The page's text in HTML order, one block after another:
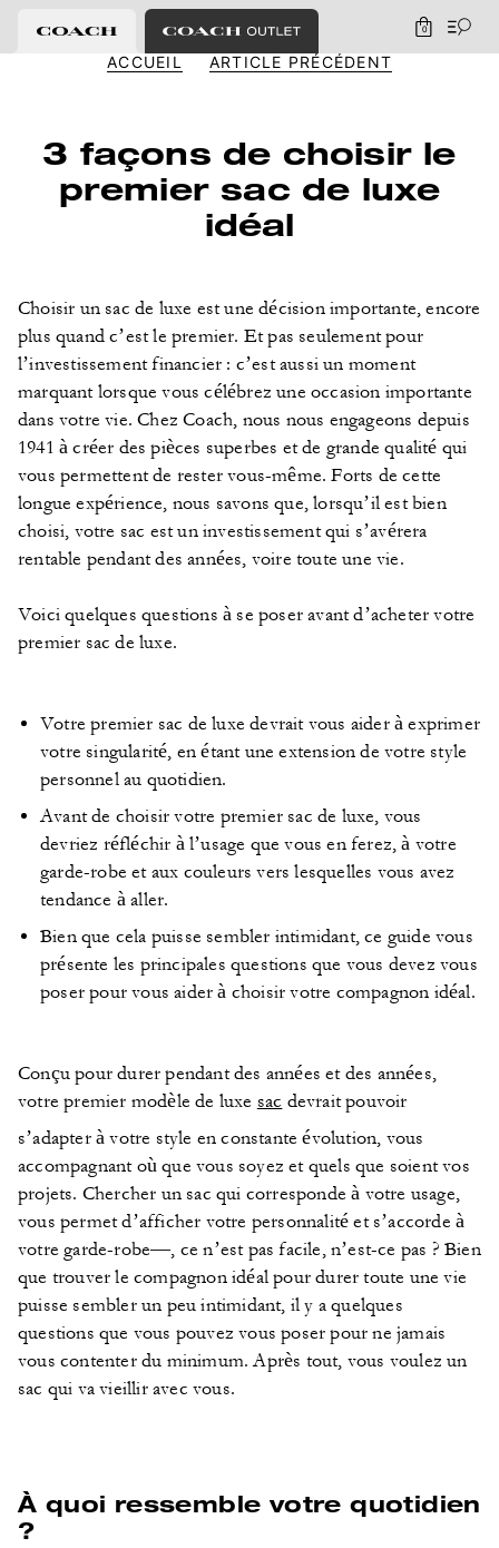
0
ACCUEIL ARTICLE PRÉCÉDENT
3 façons de choisir le
premier sac de luxe
idéal
Choisir un sac de luxe est une décision importante, encore
plus quand c’est le premier. Et pas seulement pour
l’investissement financier : c’est aussi un moment
marquant lorsque vous célébrez une occasion importante
dans votre vie. Chez Coach, nous nous engageons depuis
1941 à créer des pièces superbes et de grande qualité qui
vous permettent de rester vous-même. Forts de cette
longue expérience, nous savons que, lorsqu’il est bien
choisi, votre sac est un investissement qui s’avérera
rentable pendant des années, voire toute une vie.
Voici quelques questions à se poser avant d’acheter votre
premier sac de luxe.
Votre premier sac de luxe devrait vous aider à exprimer
votre singularité, en étant une extension de votre style
personnel au quotidien.
Avant de choisir votre premier sac de luxe, vous
devriez réfléchir à l’usage que vous en ferez, à votre
garde-robe et aux couleurs vers lesquelles vous avez
tendance à aller.
Bien que cela puisse sembler intimidant, ce guide vous
présente les principales questions que vous devez vous
poser pour vous aider à choisir votre compagnon idéal.
Conçu pour durer pendant des années et des années,
votre premier modèle de luxe sac devrait pouvoir
s’adapter à votre style en constante évolution, vous
accompagnant où que vous soyez et quels que soient vos
projets. Chercher un sac qui corresponde à votre usage,
vous permet d’afficher votre personnalité et s’accorde à
votre garde-robe—, ce n’est pas facile, n’est-ce pas ? Bien
que trouver le compagnon idéal pour durer toute une vie
puisse sembler un peu intimidant, il y a quelques
questions que vous pouvez vous poser pour ne jamais
vous contenter du minimum. Après tout, vous voulez un
sac qui va vieillir avec vous.
À quoi ressemble votre quotidien
?